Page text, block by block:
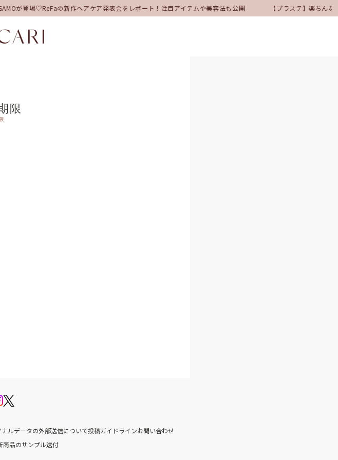
が登場♡ReFaの新作ヘアケア発表会をレポート！注目アイテムや美容法も公開 【プラステ】楽ちん
限
ナルデータの外部送信について投稿ガイドラインお問い合わせ
商品のサンプル送付